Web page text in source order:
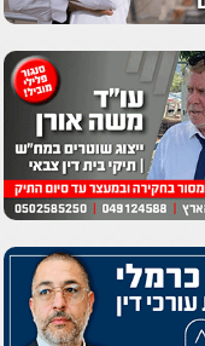
עו"ד אלון קריטי
פלילי כלכלי אלימות
סמים מעצרים
0525544654